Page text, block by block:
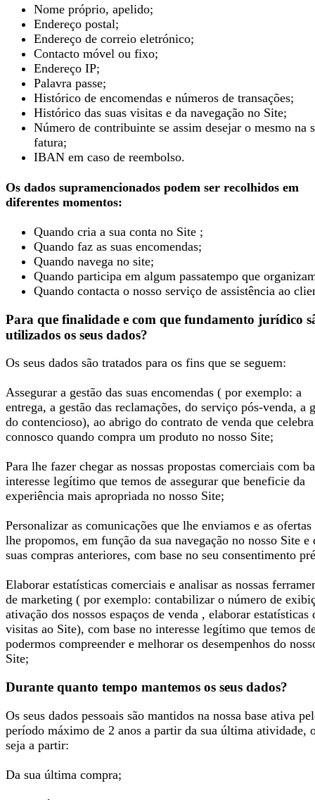
Nome próprio, apelido;
Endereço postal;
Endereço de correio eletrónico;
Contacto móvel ou fixo;
Endereço IP;
Palavra passe;
Histórico de encomendas e números de transações;
Histórico das suas visitas e da navegação no Site;
Número de contribuinte se assim desejar o mesmo na
fatura;
IBAN em caso de reembolso.
Os dados supramencionados podem ser recolhidos em
diferentes momentos:
Quando cria a sua conta no Site ;
Quando faz as suas encomendas;
Quando navega no site;
Quando participa em algum passatempo que
Quando contacta o nosso serviço de assistência ao
Para que finalidade e com que fundamento jurídico
utilizados os seus dados?
Os seus dados são tratados para os fins que se seguem:
Assegurar a gestão das suas encomendas ( por exemplo: a
entrega, a gestão das reclamações, do serviço pós-venda, a
do contencioso), ao abrigo do contrato de venda que celebra
connosco quando compra um produto no nosso Site;
Para lhe fazer chegar as nossas propostas comerciais com
interesse legítimo que temos de assegurar que beneficie da
experiência mais apropriada no nosso Site;
Personalizar as comunicações que lhe enviamos e as ofertas
lhe propomos, em função da sua navegação no nosso Site e
suas compras anteriores, com base no seu consentimento
Elaborar estatísticas comerciais e analisar as nossas
de marketing ( por exemplo: contabilizar o número de
ativação dos nossos espaços de venda , elaborar estatísticas
visitas ao Site), com base no interesse legítimo que temos
podermos compreender e melhorar os desempenhos do
Site;
Durante quanto tempo mantemos os seus dados?
Os seus dados pessoais são mantidos na nossa base ativa
período máximo de 2 anos a partir da sua última atividade,
seja a partir:
Da sua última compra;